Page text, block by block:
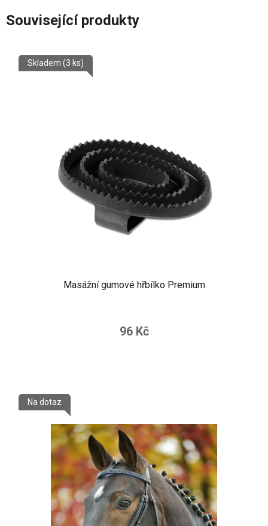
Související produkty
Masážní gumové hřbílko Premium
Skladem (3 ks)
96 Kč
Na dotaz